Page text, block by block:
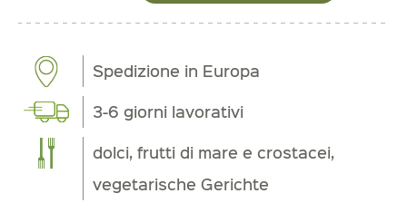
Spedizione in Europa
3-6 giorni lavorativi
dolci, frutti di mare e crostacei,
vegetarische Gerichte